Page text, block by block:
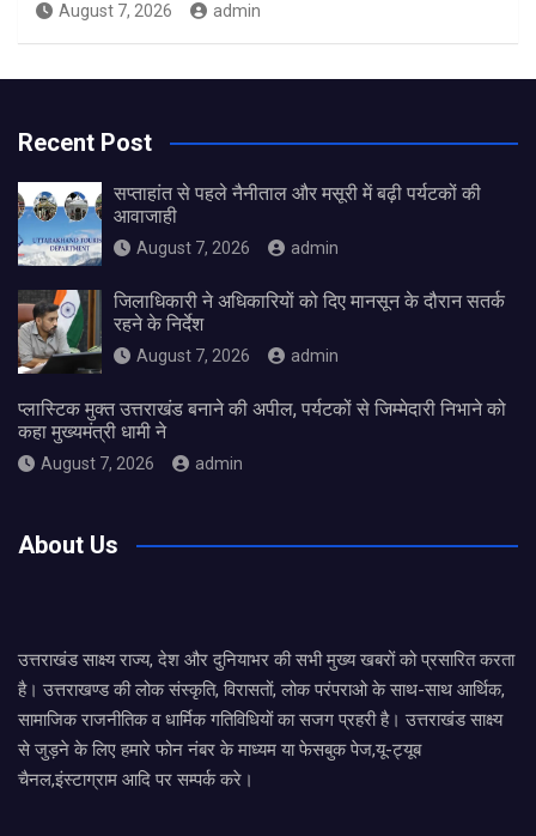
August 7, 2026 admin
Recent Post
सप्ताहांत से पहले नैनीताल और मसूरी में बढ़ी पर्यटकों की
आवाजाही
August 7, 2026 admin
जिलाधिकारी ने अधिकारियों को दिए मानसून के दौरान सतर्क
रहने के निर्देश
August 7, 2026 admin
प्लास्टिक मुक्त उत्तराखंड बनाने की अपील, पर्यटकों से जिम्मेदारी निभाने को
कहा मुख्यमंत्री धामी ने
August 7, 2026 admin
About Us
उत्तराखंड साक्ष्य राज्य, देश और दुनियाभर की सभी मुख्य खबरों को प्रसारित करता
है। उत्तराखण्ड की लोक संस्कृति, विरासतों, लोक परंपराओ के साथ-साथ आर्थिक,
सामाजिक राजनीतिक व धार्मिक गतिविधियों का सजग प्रहरी है। उत्तराखंड साक्ष्य
से जुड़ने के लिए हमारे फोन नंबर के माध्यम या फेसबुक पेज,यू-ट्यूब
चैनल,इंस्टाग्राम आदि पर सम्पर्क करे।